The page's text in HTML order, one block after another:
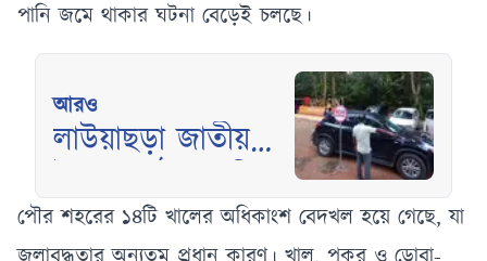
পানি জমে থাকার ঘটনা বেড়েই চলছে।
আরও
লাউয়াছড়া জাতীয়
পার্কিং বন্ধে বিপাকে
পৌর শহরের ১৪টি খালের অধিকাংশ বেদখল হয়ে গেছে, যা